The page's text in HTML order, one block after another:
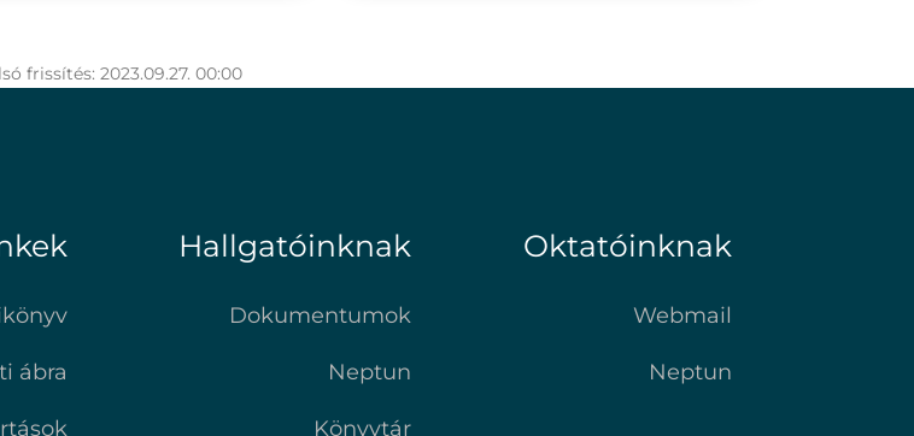
frissítés: 2023.09.27. 00:00
ábra
Hallgatóinknak
Dokumentumok
Neptun
Könyvtár
Oktatóinknak
Webmail
Neptun